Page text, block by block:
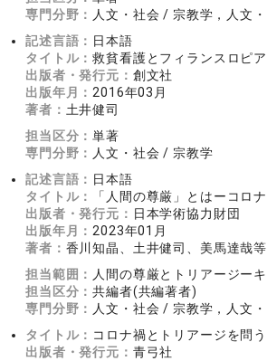
専門分野： 人文・社会 / 宗教学，人文
記述言語： 日本語
タイトル：救貧看護とフィランスロピ
出版者・発行元： 創文社
出版年月： 2016年03月
著者： 土井健司
担当区分：単著
専門分野： 人文・社会 / 宗教学
記述言語： 日本語
タイトル：
「人間の尊厳」とはーコロ
出版者・発行元： 日本学術協力財団
出版年月： 2023年01月
著者： 香川知晶、土井健司、美馬達哉
担当範囲： 人間の尊厳とトリアージー
担当区分：共編者(共編著者)
専門分野： 人文・社会 / 宗教学，人文
タイトル： コロナ禍とトリアージを問
出版者・発行元： 青弓社